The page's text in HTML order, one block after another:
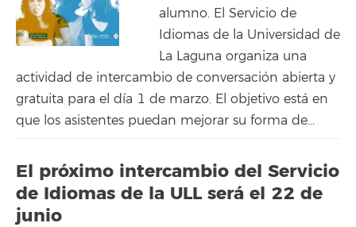
alumno. El Servicio de
Idiomas de la Universidad de
La Laguna organiza una
actividad de intercambio de conversación abierta y
gratuita para el día 1 de marzo. El objetivo está en
que los asistentes puedan mejorar su forma de...
El próximo intercambio del Servicio
de Idiomas de la ULL será el 22 de
junio